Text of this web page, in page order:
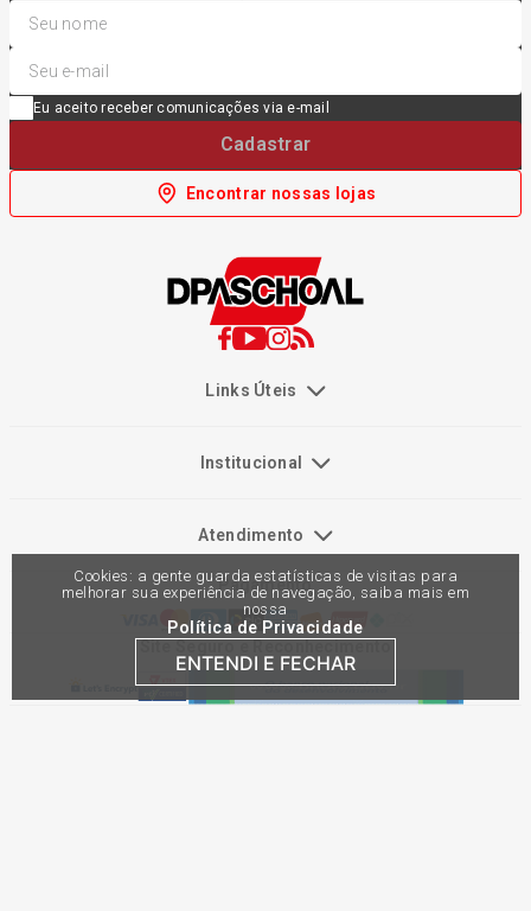
Cookies: a gente guarda estatísticas de visitas para
melhorar sua experiência de navegação, saiba mais em
nossa
Política de Privacidade
ENTENDI E FECHAR
Eu aceito receber comunicações via e-mail
Cadastrar
Encontrar nossas lojas
Links Úteis
Institucional
Atendimento
Pagamento